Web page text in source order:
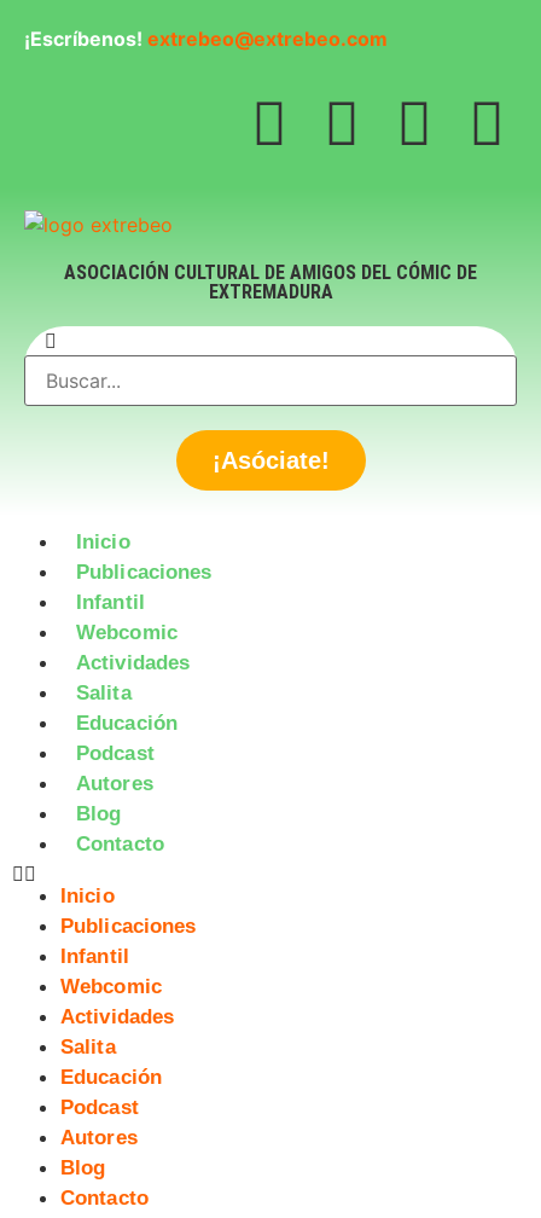
¡Escríbenos! extrebeo@extrebeo.com
ASOCIACIÓN CULTURAL DE AMIGOS DEL CÓMIC DE
EXTREMADURA
¡Asóciate!
Inicio
Publicaciones
Infantil
Webcomic
Actividades
Salita
Educación
Podcast
Autores
Blog
Contacto
Inicio
Publicaciones
Infantil
Webcomic
Actividades
Salita
Educación
Podcast
Autores
Blog
Contacto